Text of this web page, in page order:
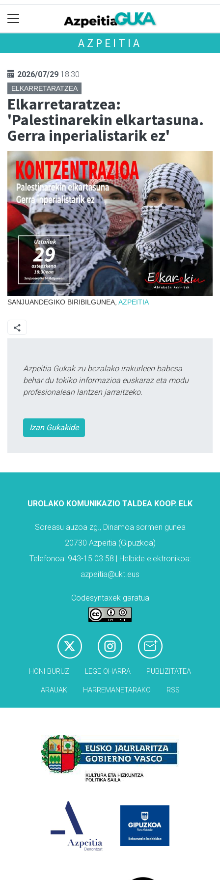
AZPEITIA
2026/07/29 18:30
ELKARRETARATZEA
Elkarretaratzea:
'Palestinarekin elkartasuna.
Gerra inperialistarik ez'
SANJUANDEGIKO BIRIBILGUNEA, AZPEITIA
Azpeitia Gukak zu bezalako irakurleen babesa
behar du tokiko informazioa euskaraz eta modu
profesionalean lantzen jarraitzeko.
Izan Gukakide
UROLAKO KOMUNIKAZIO TALDEA KOOP. ELK
Soreasu auzoa zg., Dinamoa sormen gunea
20730 Azpeitia (Gipuzkoa)
Telefonoa: 943-15 03 58 | Helbide elektronikoa:
azpeitia@ukt.eus
Codesyntaxek garatua
HONI BURUZ LEGE OHARRA PUBLIZITATEA
ARAUAK HARREMANETARAKO RSS